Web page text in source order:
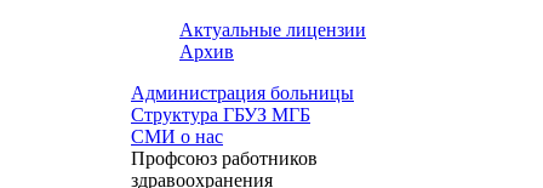
Актуальные лицензии
Архив
Администрация больницы
Структура ГБУЗ МГБ
СМИ о нас
Профсоюз работников
здравоохранения